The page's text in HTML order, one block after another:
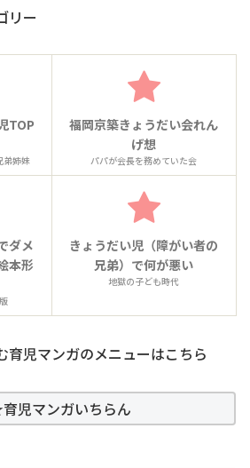
リー
TOP
弟姉妹
福岡京築きょうだい会れん
げ想
パパが会長を務めていた会
ダメ
本形
きょうだい児（障がい者の
兄弟）で何が悪い
地獄の子ども時代
児マンガのメニューはこちら
児マンガいちらん